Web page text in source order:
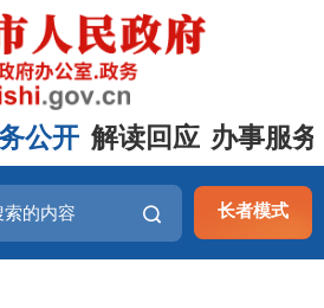
公开 解读回应 办事服务
长者模式